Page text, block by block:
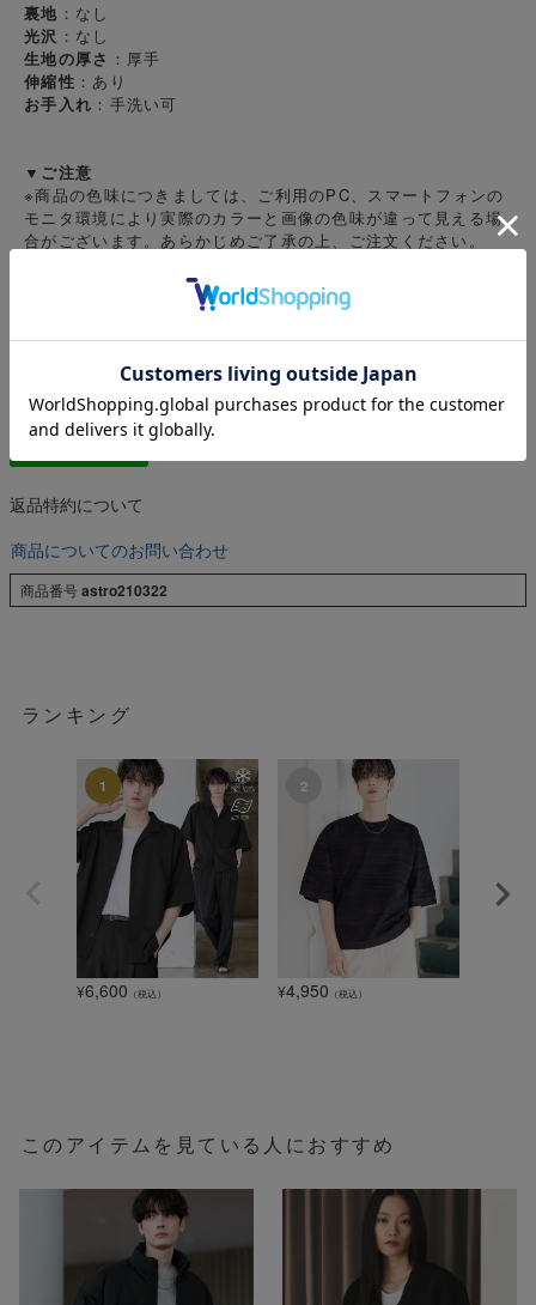
裏地 ：なし
光沢 ：なし
生地の厚さ ：厚手
伸縮性 ：あり
お手入れ ：手洗い可
▼ご注意
※商品の色味につきましては、ご利用のPC、スマートフォンの
モニタ環境により実際のカラーと画像の色味が違って見える場
合がございます。あらかじめご了承の上、ご注文ください。
じてしまうことを予めご了承ください。
※大量生産による生産過程におきまして、1cmから2cm程度の
返品特約について
商品についてのお問い合わせ
商品番号astro210322
ランキング
¥6,600 （税込） ¥4,950 （税込）
このアイテムを見ている人におすすめ